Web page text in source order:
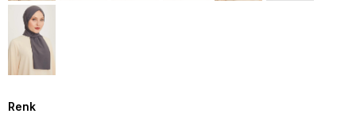
Renk